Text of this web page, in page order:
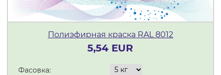
Полиэфирная краска RAL 8012
5,54 EUR
Фасовка: